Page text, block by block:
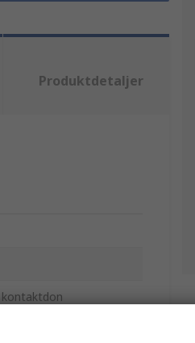
Produktdetaljer
kontaktdon